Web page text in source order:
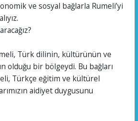
ve sosyal bağlarla Rumeli’yi
Türk dilinin, kültürünün ve
olduğu bir bölgeydi. Bu bağları
Türkçe eğitim ve kültürel
aidiyet duygusunu